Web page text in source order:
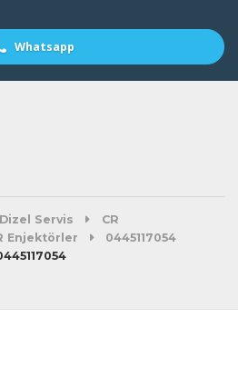
Whatsapp
Servis
CR
Enjektörler
0445117054